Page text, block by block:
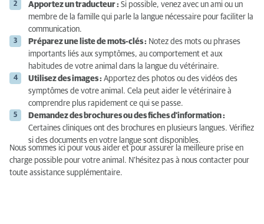
Apportez un traducteur : Si possible, venez avec un ami ou un
membre de la famille qui parle la langue nécessaire pour faciliter la
communication.
Préparez une liste de mots-clés : Notez des mots ou phrases
importants liés aux symptômes, au comportement et aux
habitudes de votre animal dans la langue du vétérinaire.
Utilisez des images : Apportez des photos ou des vidéos des
symptômes de votre animal. Cela peut aider le vétérinaire à
comprendre plus rapidement ce qui se passe.
Demandez des brochures ou des fiches d'information :
Certaines cliniques ont des brochures en plusieurs langues. Vérifiez
si des documents en votre langue sont disponibles.
Nous sommes ici pour vous aider et pour assurer la meilleure prise en
charge possible pour votre animal. N’hésitez pas à nous contacter pour
toute assistance supplémentaire.